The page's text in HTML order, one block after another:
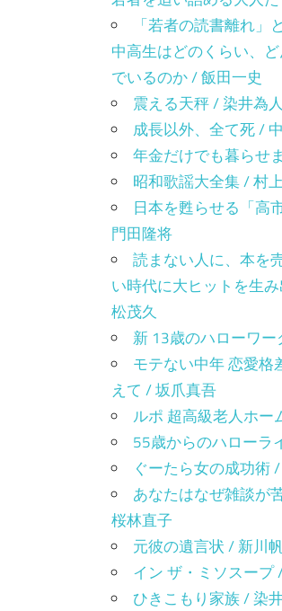
「若者の読書離れ」
中高生はどのくらい、
でいるのか / 飯田一史
震える天秤 / 染井為人
成長以外、全て死 /
年金だけでも暮らせ
昭和歌謡大全集 / 村
日本を甦らせる「高
門田隆将
読まない人に、本を
い時代に大ヒットを生
松茂久
新 13歳のハローワ
モテない中年 恋愛格
えて / 坂爪真吾
ルポ 超高級老人ホー
55歳からのハローラ
ぐーたら女の成功術
あなたはなぜ雑談が
桜林直子
元彼の遺言状 / 新川
イン ザ・ミソスープ
ひきこもり家族 / 染